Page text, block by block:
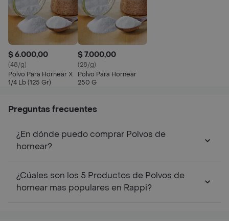
$ 6.000,00
(48/g)
Polvo Para Hornear X
1/4 Lb (125 Gr)
$ 7.000,00
(28/g)
Polvo Para Hornear
250 G
Preguntas frecuentes
¿En dónde puedo comprar Polvos de
hornear?
¿Cúales son los 5 Productos de Polvos de
hornear mas populares en Rappi?